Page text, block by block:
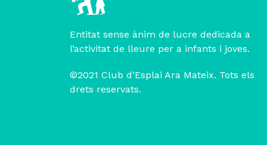
Entitat sense ànim de lucre dedicada a
l’activitat de lleure per a infants i joves.
©2021 Club d’Esplai Ara Mateix. Tots els
drets reservats.